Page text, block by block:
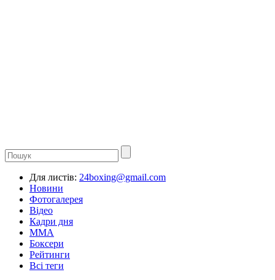
Для листів: 24boxing@gmail.com
Новини
Фотогалерея
Відео
Кадри дня
ММА
Боксери
Рейтинги
Всі теги